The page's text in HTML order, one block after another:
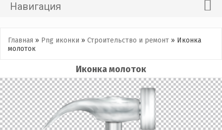
Навигация
Png иконки
Фото без фона
Контакты
Главная » Png иконки » Строительство и ремонт » Иконка
молоток
Иконка молоток